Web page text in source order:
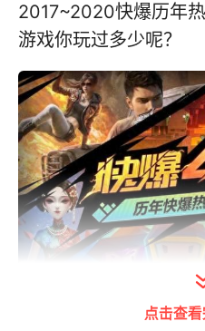
2017~2020快爆历年
游戏你玩过多少呢？
打开今日头条
点击查